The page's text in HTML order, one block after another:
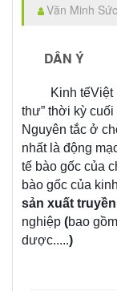
Văn Minh
DÂN Ý
Kinh tếViệt
thư” thời kỳ
Nguyên tắc ở
nhất là động
tế bào gốc của
bào gốc của
sản xuất
nghiệp(bao
dược.....)